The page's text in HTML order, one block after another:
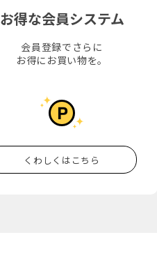
お得な会員システム
会員登録でさらに
お得にお買い物を。
くわしくはこちら